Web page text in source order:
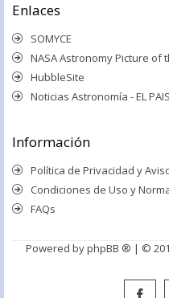
Enlaces
SOMYCE
NASA Astronomy Picture of
HubbleSite
Noticias Astronomía - EL PAIS
Información
Política de Privacidad y
Condiciones de Uso y
FAQs
Powered byphpBB ® | ©